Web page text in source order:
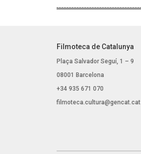
Filmoteca de Catalunya
Plaça Salvador Seguí, 1 – 9
08001 Barcelona
+34 935 671 070
filmoteca.cultura@gencat.cat